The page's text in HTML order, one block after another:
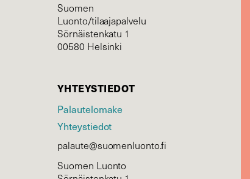
Suomen
Luonto/tilaajapalvelu
Sörnäistenkatu 1
00580 Helsinki
YHTEYSTIEDOT
Palautelomake
Yhteystiedot
palaute@suomenluonto.fi
Suomen Luonto